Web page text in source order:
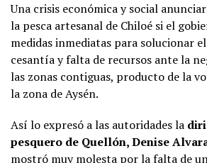
Una crisis económica y social
la pesca artesanal de Chiloé si el
medidas inmediatas para solucionar
cesantía y falta de recursos ante la
las zonas contiguas, producto de la
la zona de Aysén.
Así lo expresó a las autoridades la
pesquero de Quellón, Denise
mostró muy molesta por la falta de